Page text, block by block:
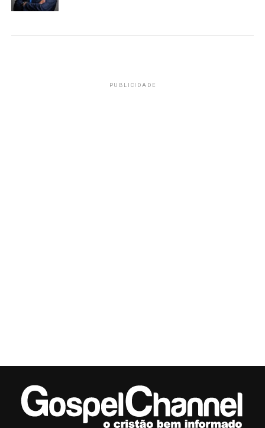
PUBLICIDADE